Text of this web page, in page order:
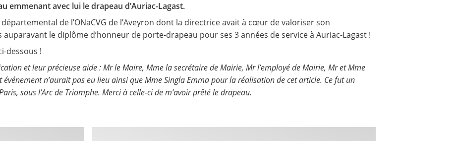
emmenant avec lui le drapeau d’Auriac-Lagast.
de l’ONaCVG de l’Aveyron dont la directrice avait à cœur de valoriser son
le diplôme d’honneur de porte-drapeau pour ses 3 années de service à Auriac-Lagast !
dessous !
et leur précieuse aide : Mr le Maire, Mme la secrétaire de Mairie, Mr l’employé de Mairie, Mr et Mme
n’aurait pas eu lieu ainsi que Mme Singla Emma pour la réalisation de cet article. Ce fut un
sous l’Arc de Triomphe. Merci à celle-ci de m’avoir prêté le drapeau.